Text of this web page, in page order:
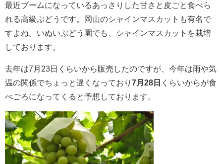
最近ブームになっているあっさりした甘さと皮ごと食べら
れる高級ぶどうです。岡山のシャインマスカットも有名で
すよね。いぬいぶどう園でも、シャインマスカットを栽培
しております。
去年は7月23日くらいから販売したのですが、今年は雨や気
温の関係でちょっと遅くなっており 7月28日 くらいからが食
べごろになってくると予想しております。